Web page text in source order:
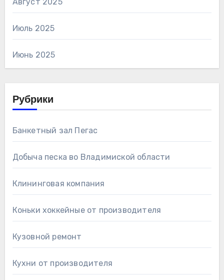
Июль 2025
Июнь 2025
Рубрики
Банкетный зал Пегас
Добыча песка во Владимиской области
Клининговая компания
Коньки хоккейные от производителя
Кузовной ремонт
Кухни от производителя